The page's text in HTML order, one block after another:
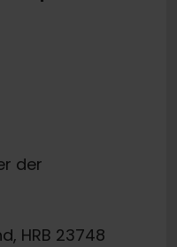
der
HRB 23748